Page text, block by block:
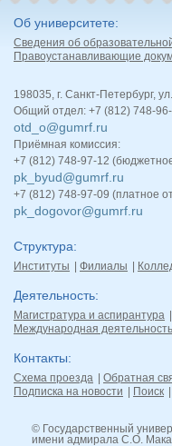
Об университете
Сведения об
Правоустанавливающие
198035, г. Санкт-Петербург,
Общий отдел: +7 (812) 748-
otd_o@gumrf.ru
Приёмная комиссия:
+7 (812) 748-97-12
pk_byud@gumrf.ru
+7 (812) 748-97-09 (платное
pk_dogovor@gumrf.ru
Структура
Институты Филиалы
Деятельность
Магистратура и аспирантура
Международная деятельность
Контакты
Схема проезда Обратная
Подписка на новости
Поиск
© Государственный
имени адмирала С.О.